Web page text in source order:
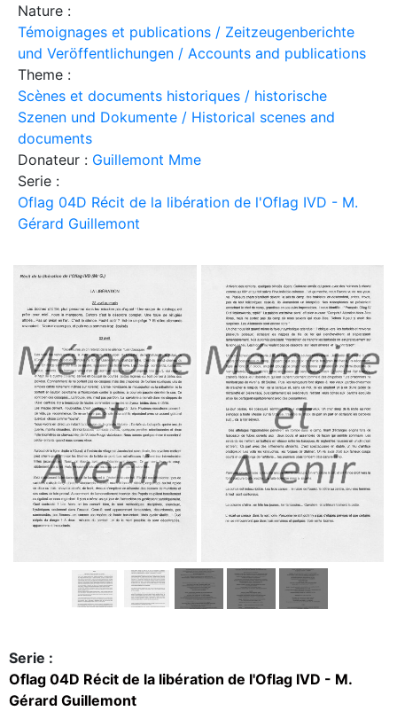
Nature :
Témoignages et publications / Zeitzeugenberichte
und Veröffentlichungen / Accounts and publications
Theme :
Scènes et documents historiques / historische
Szenen und Dokumente / Historical scenes and
documents
Donateur : Guillemont Mme
Serie :
Oflag 04D Récit de la libération de l'Oflag IVD - M.
Gérard Guillemont
Serie :
Oflag 04D Récit de la libération de l'Oflag IVD - M.
Gérard Guillemont